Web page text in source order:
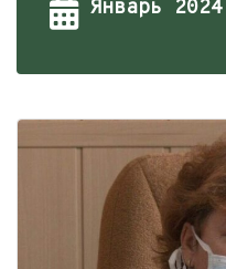
Январь 2024